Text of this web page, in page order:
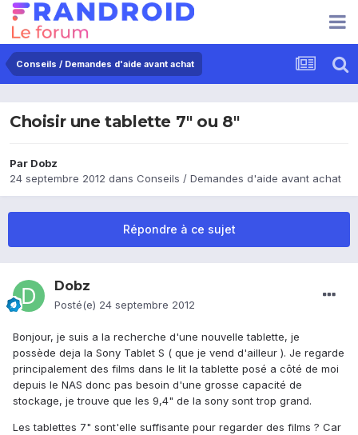
Conseils / Demandes d'aide avant achat
Choisir une tablette 7" ou 8"
Par Dobz
24 septembre 2012 dans Conseils / Demandes d'aide avant achat
Répondre à ce sujet
Dobz
Posté(e) 24 septembre 2012
Bonjour, je suis a la recherche d'une nouvelle tablette, je
possède deja la Sony Tablet S ( que je vend d'ailleur ). Je regarde
principalement des films dans le lit la tablette posé a côté de moi
depuis le NAS donc pas besoin d'une grosse capacité de
stockage, je trouve que les 9,4" de la sony sont trop grand.
Les tablettes 7" sont'elle suffisante pour regarder des films ? Car